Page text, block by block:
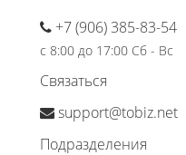
+7 (906) 385-83-54
с 8:00 до 17:00 Сб - Вс
Связаться
support@tobiz.net
Подразделения